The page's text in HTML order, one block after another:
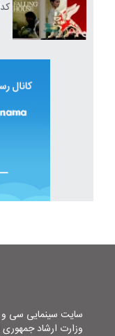
سایت سینمایی سی و
وزارت ارشاد